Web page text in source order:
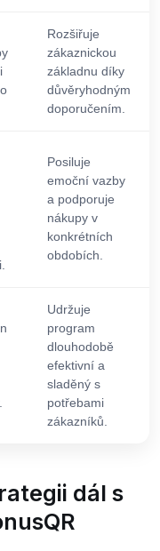
Rozšiřuje
zákaznickou
základnu díky
důvěryhodným
doporučením.
Posiluje
emoční vazby
a podporuje
nákupy v
konkrétních
obdobích.
Udržuje
program
dlouhodobě
efektivní a
sladěný s
potřebami
zákazníků.
dál s